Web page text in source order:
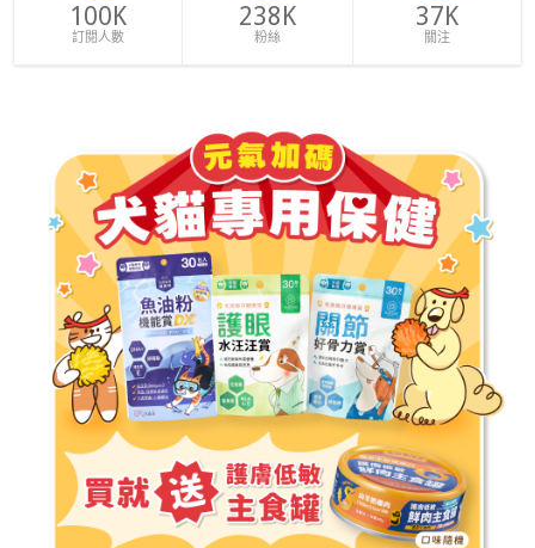
100K
訂閱人數
238K
粉絲
37K
關注